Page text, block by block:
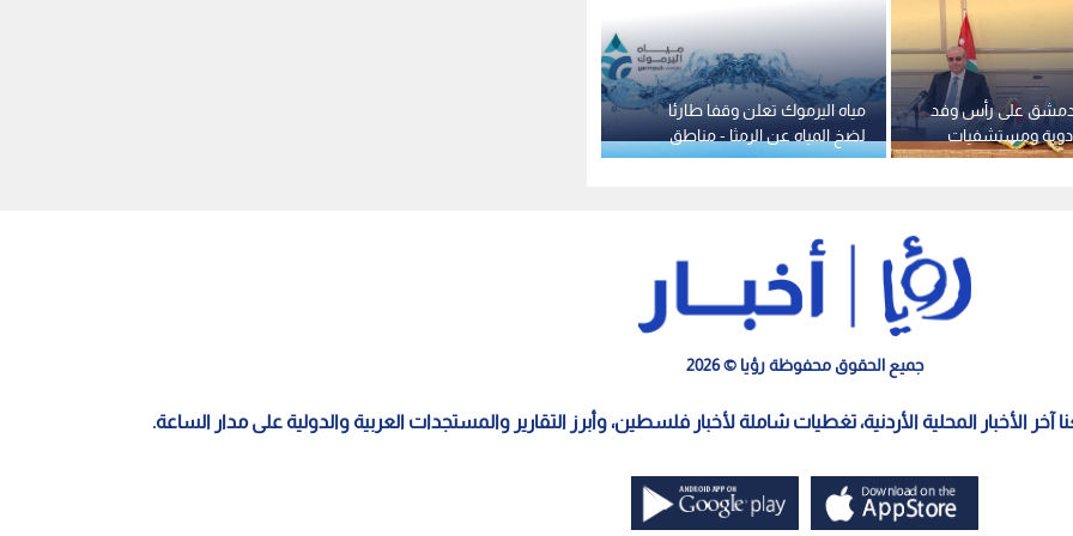
مياه اليرموك تعلن وقفا طارئا
لضخ المياه عن الرمثا - مناطق
دمشق على رأس وفد
ومستشفيات
ومؤسسات تدريب
جميع الحقوق محفوظة رؤيا © 2026
آخر الأخبار المحلية الأردنية، تغطيات شاملة لأخبار فلسطين، وأبرز التقارير والمستجدات العربية والدولية على مدار الساعة.